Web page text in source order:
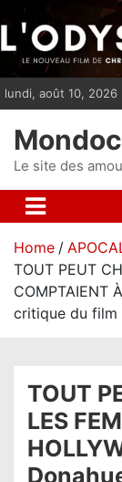
i
p
n
lundi, août 10, 2026
Le site des
Home
TOUT PEUT
COMPTAIENT
critique du film
TOUT
LES